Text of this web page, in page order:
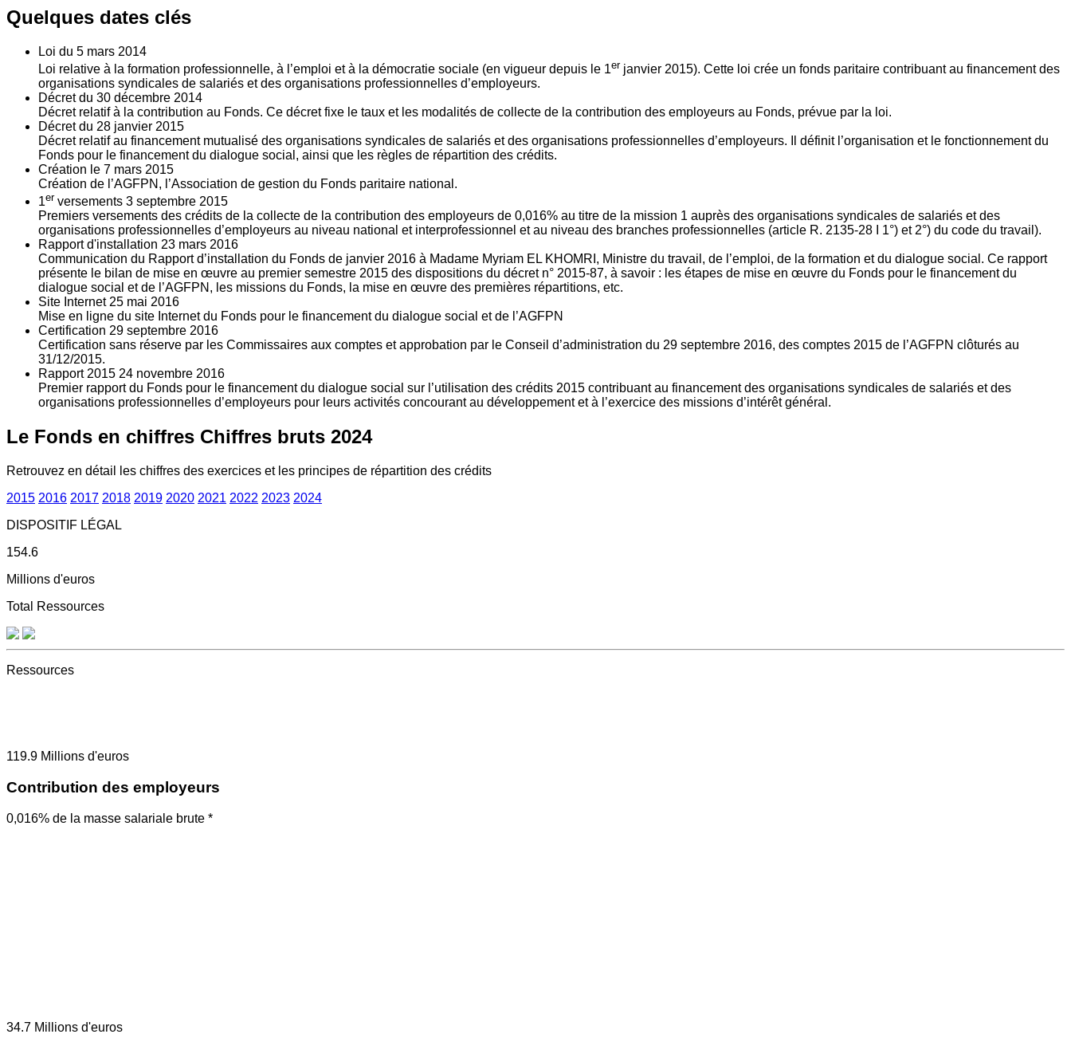
Quelques dates clés
Loi du 5 mars 2014
Loi relative à la formation professionnelle, à l’emploi et à la démocratie sociale (en vigueur depuis le 1er janvier 2015). Cette loi crée un fonds paritaire contribuant au financement des
organisations syndicales de salariés et des organisations professionnelles d’employeurs.
Décret du 30 décembre 2014
Décret relatif à la contribution au Fonds. Ce décret fixe le taux et les modalités de collecte de la contribution des employeurs au Fonds, prévue par la loi.
Décret du 28 janvier 2015
Décret relatif au financement mutualisé des organisations syndicales de salariés et des organisations professionnelles d’employeurs. Il définit l’organisation et le fonctionnement du
Fonds pour le financement du dialogue social, ainsi que les règles de répartition des crédits.
Création le 7 mars 2015
Création de l’AGFPN, l’Association de gestion du Fonds paritaire national.
1er versements 3 septembre 2015
Premiers versements des crédits de la collecte de la contribution des employeurs de 0,016% au titre de la mission 1 auprès des organisations syndicales de salariés et des
organisations professionnelles d’employeurs au niveau national et interprofessionnel et au niveau des branches professionnelles (article R. 2135‐28 I 1°) et 2°) du code du travail).
Rapport d'installation 23 mars 2016
Communication du Rapport d’installation du Fonds de janvier 2016 à Madame Myriam EL KHOMRI, Ministre du travail, de l’emploi, de la formation et du dialogue social. Ce rapport
présente le bilan de mise en œuvre au premier semestre 2015 des dispositions du décret n° 2015-87, à savoir : les étapes de mise en œuvre du Fonds pour le financement du
dialogue social et de l’AGFPN, les missions du Fonds, la mise en œuvre des premières répartitions, etc.
Site Internet 25 mai 2016
Mise en ligne du site Internet du Fonds pour le financement du dialogue social et de l’AGFPN
Certification 29 septembre 2016
Certification sans réserve par les Commissaires aux comptes et approbation par le Conseil d’administration du 29 septembre 2016, des comptes 2015 de l’AGFPN clôturés au
31/12/2015.
Rapport 2015 24 novembre 2016
Premier rapport du Fonds pour le financement du dialogue social sur l’utilisation des crédits 2015 contribuant au financement des organisations syndicales de salariés et des
organisations professionnelles d’employeurs pour leurs activités concourant au développement et à l’exercice des missions d’intérêt général.
Le Fonds en chiffres Chiffres bruts 2024
Retrouvez en détail les chiffres des exercices et les principes de répartition des crédits
2015 2016 2017 2018 2019 2020 2021 2022 2023 2024
DISPOSITIF LÉGAL
154.6
Millions d'euros
Total Ressources
Ressources
119.9 Millions d'euros
Contribution des employeurs
0,016% de la masse salariale brute *
34.7 Millions d'euros